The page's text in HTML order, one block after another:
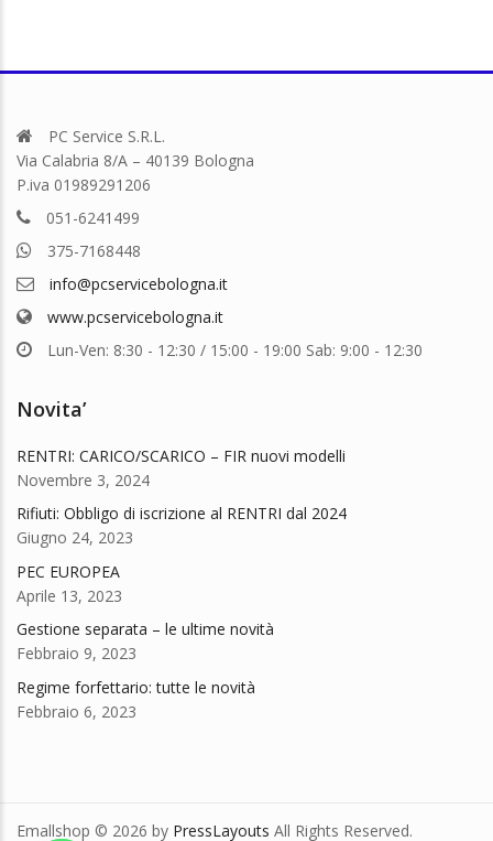
PC Service S.R.L.
Via Calabria 8/A – 40139 Bologna
P.iva 01989291206
051-6241499
375-7168448
info@pcservicebologna.it
www.pcservicebologna.it
Lun-Ven: 8:30 - 12:30 / 15:00 - 19:00 Sab: 9:00 - 12:30
Novita’
RENTRI: CARICO/SCARICO – FIR nuovi modelli
Novembre 3, 2024
Rifiuti: Obbligo di iscrizione al RENTRI dal 2024
Giugno 24, 2023
PEC EUROPEA
Aprile 13, 2023
Gestione separata – le ultime novità
Febbraio 9, 2023
Regime forfettario: tutte le novità
Febbraio 6, 2023
Emallshop © 2026 by PressLayouts All Rights Reserved.